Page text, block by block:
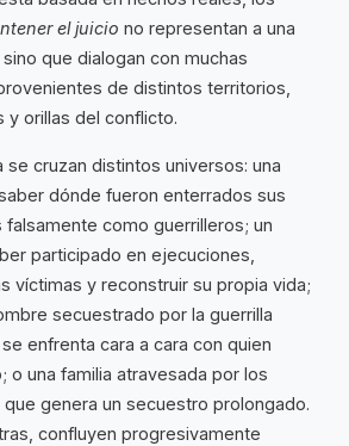
el juicio no representan a una
que dialogan con muchas
de distintos territorios,
orillas del conflicto.
se cruzan distintos universos: una
dónde fueron enterrados sus
como guerrilleros; un
participado en ejecuciones,
víctimas y reconstruir su propia vida;
secuestrado por la guerrilla
enfrenta cara a cara con quien
o una familia atravesada por los
genera un secuestro prolongado.
confluyen progresivamente